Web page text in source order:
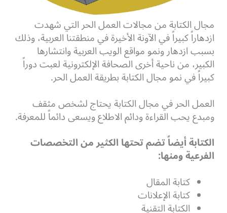
مجال الكتابة من مجالات العمل الحر التي شهدت
ازدهاراً كبيراً في الآونة الأخيرة في منطقتنا العربية، وذلك
بسبب ازدهار ونمو مواقع الويب العربية وانتشارها
الكبير، من ناحية أخرى الصحافة الإلكترونية لعبت دوراً
كبيراً في نمو مجال الكتابة بطريقة العمل الحر.
العمل الحر في مجال الكتابة يحتاج لشخص مثقف
ومبدع يحب القراءة ودائم الاطلاع ويسعى دائماً للمعرفة.
الكتابة أيضاً تضم تحتها الكثير من التخصصات
الفرعية ومنها:
كتابة المقال
كتابة الإعلانات
الكتابة التقنية